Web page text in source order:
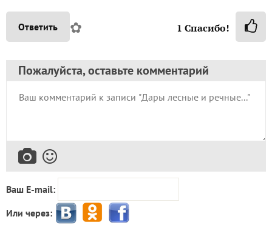
Ответить ✿ 1 Спасибо!
Пожалуйста, оставьте комментарий
Ваш E-mail:
Или через: